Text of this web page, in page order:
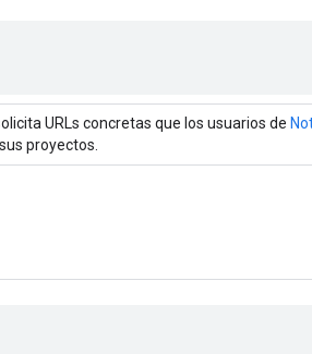
URLs concretas que los usuarios de
proyectos.